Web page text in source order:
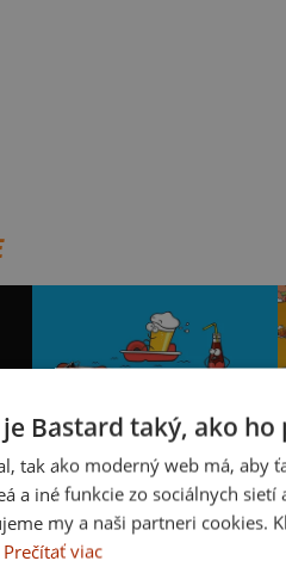
Slovenské kupko
Bastard taký, ako ho
tak ako moderný web má, aby
a iné funkcie zo sociálnych
my a naši partneri cookies.
Prečítať viac